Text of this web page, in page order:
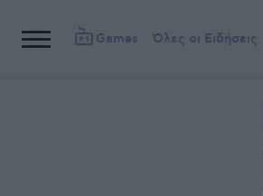
Games Όλες οι Ειδήσεις